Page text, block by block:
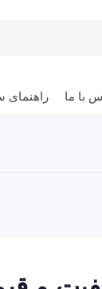
با ما راهنمای